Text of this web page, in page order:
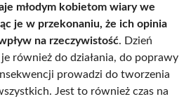
młodym kobietom wiary we
je w przekonaniu, że ich opinia
na rzeczywistość. Dzień
również do działania, do poprawy
prowadzi do tworzenia
Jest to również czas na